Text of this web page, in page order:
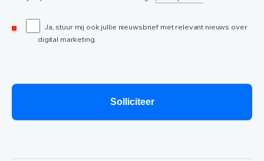
Ja, stuur mij ook jullie nieuwsbrief met relevant nieuws over
digital marketing.